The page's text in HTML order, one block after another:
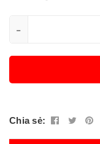
-
Chia sẻ: